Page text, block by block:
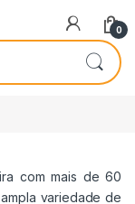
0
com mais de 60
variedade de